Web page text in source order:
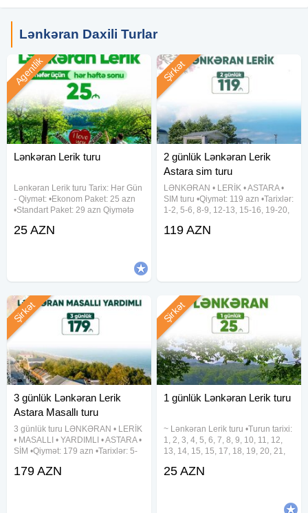
(Osak kücə kəndi)
Lerik:
➣ Meşəbəyi istirahət mərkəzi
➣ Siverkaran Şəlaləsi
⸻
➥ Off-road turu (əlavə):
8–10 km dağ yolu ilə maraqlı səyahət
➥ (1 nəfər üçün 8–9 AZN)
➥ Yola düşmə: 07:00
➥ Bakıya qayıdış: 22:00
Tur zamanı spirtli içkilər qəti qadağandır.
Lənkəran Daxili Turlar
Lənkəran Lerik turu
Lənkəran Lerik turu Tarix: Hər Gün
- Qiymət: •Ekonom Paket: 25 azn
•Standart Paket: 29 azn Qiymətə
•Ekskursiyalar •Səhər yeməyi
Agentlik
25 AZN
2 günlük Lənkəran Lerik
Astara sim turu
LƏNKƏRAN • LERİK • ASTARA •
SIM turu •Qiymət: 119 azn •Tarixlər:
1-2, 5-6, 8-9, 12-13, 15-16, 19-20,
daxildir: • Vıp nəqliyyat xidməti • 2
Şirkət
119 AZN
3 günlük Lənkəran Lerik
Astara Masallı turu
3 günlük turu LƏNKƏRAN • LERİK
• MASALLI • YARDIMLI • ASTARA •
SİM •Qiymət: 179 azn •Tarixlər: 5-
Avqust ✓Tura daxildir: - Vıp
Şirkət
179 AZN
1 günlük Lənkəran Lerik turu
~ Lənkəran Lerik turu •Turun tarixi:
1, 2, 3, 4, 5, 6, 7, 8, 9, 10, 11, 12,
13, 14, 15, 15, 17, 18, 19, 20, 21,
31 Avqust •Turun qiyməti: •Ekonom
Şirkət
25 AZN